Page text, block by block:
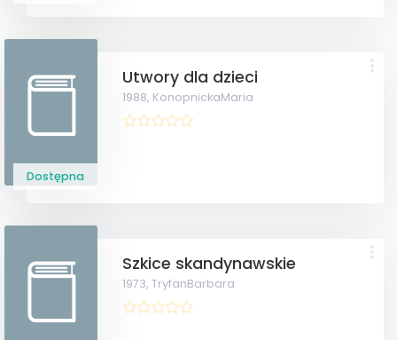
Dostępna
Utwory dla dzieci
1988, KonopnickaMaria
Szkice skandynawskie
1973,TryfanBarbara